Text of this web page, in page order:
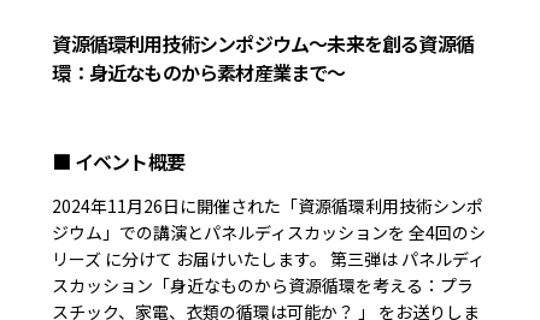
資源循環利用技術シンポジウム～未来を創る資源循
環：身近なものから素材産業まで～
■ イベント概要
2024年11月26日に開催された「資源循環利用技術シンポ
ジウム」での講演とパネルディスカッションを 全4回のシ
リーズ に分けて お届けいたします。 第三弾は パネルディ
スカッション「身近なものから資源循環を考える：プラ
スチック、家電、衣類の循環は可能か？ 」 をお送りしま